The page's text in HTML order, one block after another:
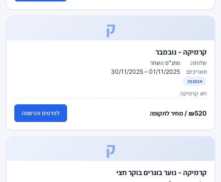
ק
קרמיקה - נובמבר
שלוחה:
מתנ"ס השחר
תאריכים:
01/11/2025 – 30/11/2025
אומנות
חוג קרמיקה
₪520 / מחיר לתקופה לפרטים והרשמה
ק
קרמיקה - נוער בוגרים בוקר חצי